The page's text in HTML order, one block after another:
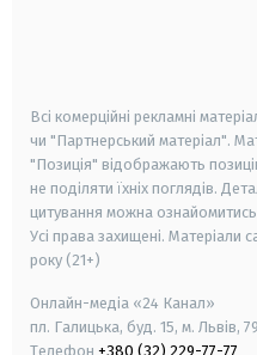
Всі комерційні рекламні
чи "Партнерський матеріал".
"Позиція" відображають
не поділяти їхніх поглядів.
цитування можна
Усі права захищені. Матеріали
року (21+)
Онлайн-медіа «24 Канал»
пл. Галицька, буд. 15, м. Львів,
Телефон +380 (32) 229-77-77